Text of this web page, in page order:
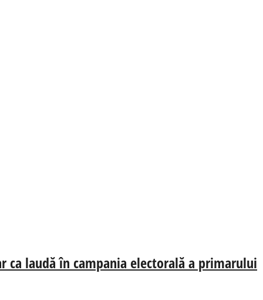
laudă în campania electorală a primarului